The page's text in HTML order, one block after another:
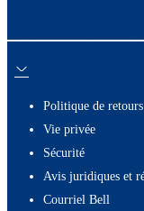
Politique de retours
Vie privée
Sécurité
Avis juridiques et
Courriel Bell